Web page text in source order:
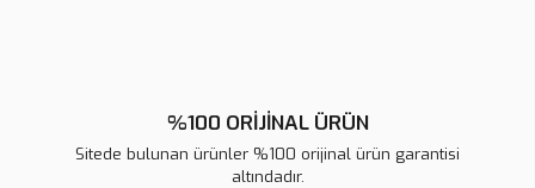
%100 ORİJİNAL ÜRÜN
Sitede bulunan ürünler %100 orijinal ürün garantisi
altındadır.